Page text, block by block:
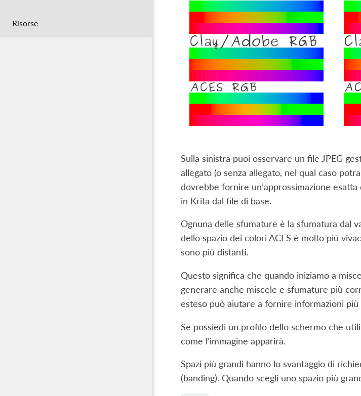
Risorse
Sulla sinistra puoi osservare un file JPEG
allegato (o senza allegato, nel qual caso
dovrebbe fornire un’approssimazione
in Krita dal file di base.
Ognuna delle sfumature è la sfumatura dal
dello spazio dei colori ACES è molto più
sono più distanti.
Questo significa che quando iniziamo a
generare anche miscele e sfumature più
esteso può aiutare a fornire informazioni più
Se possiedi un profilo dello schermo che
come l’immagine apparirà.
Spazi più grandi hanno lo svantaggio di
(banding). Quando scegli uno spazio più